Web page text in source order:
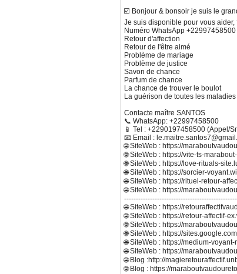
☑️ Bonjour & bonsoir je suis le
Je suis disponible pour vous
Numéro WhatsApp +22997458500
Retour d'affection
Retour de l'être aimé
Problème de mariage
Problème de justice
Savon de chance
Parfum de chance
La chance de trouver le boulot
La guérison de toutes les
Contacte maître SANTOS
📞 WhatsApp: +22997458500
📱 Tel : +2290197458500 (Appel/
📧 Email :
🌐 SiteWeb : https://
🌐 SiteWeb : https://vite-ts-
🌐 SiteWeb : https://love-rituals-
🌐 SiteWeb : https://sorcier-
🌐 SiteWeb : https://rituel-retour-
🌐 SiteWeb : https://
🌐 SiteWeb : https://
🌐 SiteWeb : https://retour-affectif-
🌐 SiteWeb : https://
🌐 SiteWeb : https://
🌐 SiteWeb : https://medium-
🌐 SiteWeb : https://
🌐 Blog :http://
🌐 Blog : https://